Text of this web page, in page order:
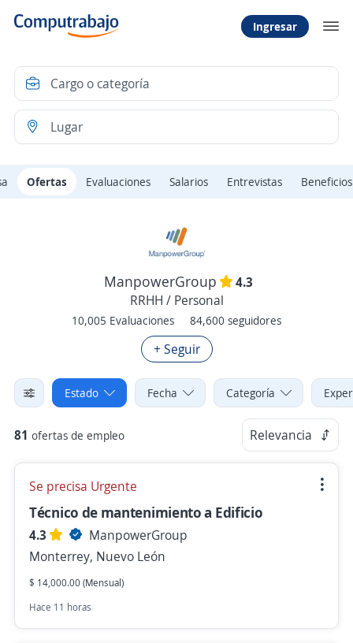
Ingresar
Ofertas Evaluaciones Salarios Entrevistas Beneficios
ManpowerGroup
4.3
RRHH / Personal
10,005 Evaluaciones 84,600 seguidores
+ Seguir
Estado Fecha Categoría
81 ofertas de empleo Relevancia
Se precisa Urgente
Técnico de mantenimiento a Edificio
4.3
ManpowerGroup
Monterrey, Nuevo León
$ 14,000.00 (Mensual)
Hace 11 horas